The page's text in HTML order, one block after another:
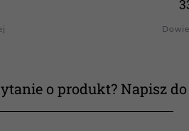
o produkt? Napisz